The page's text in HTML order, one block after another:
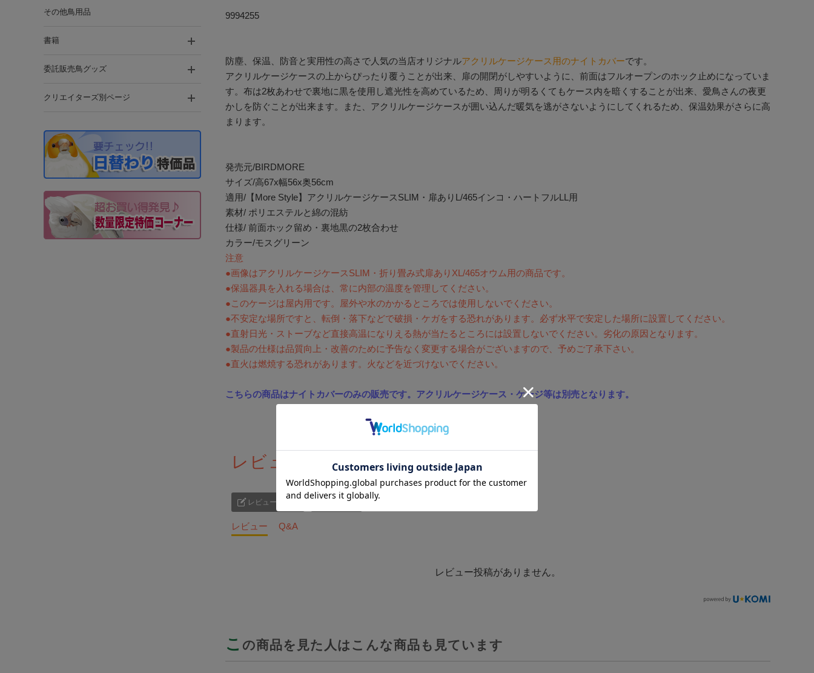
9994255
防塵、保温、防音と実用性の高さで人気の当店オリジナルアクリルケージケース用のナイトカバーです。
アクリルケージケースの上からぴったり覆うことが出来、扉の開閉がしやすいように、前面はフルオープンのホック止めになっていま
す。布は2枚あわせで裏地に黒を使用し遮光性を高めているため、周りが明るくてもケース内を暗くすることが出来、愛鳥さんの夜更
かしを防ぐことが出来ます。また、アクリルケージケースが囲い込んだ暖気を逃がさないようにしてくれるため、保温効果がさらに高
まります。
発売元/BIRDMORE
サイズ/高67x幅56x奥56cm
適用/【More Style】アクリルケージケースSLIM・扉ありL/465インコ・ハートフルLL用
素材/ ポリエステルと綿の混紡
仕様/ 前面ホック留め・裏地黒の2枚合わせ
カラー/モスグリーン
注意
●画像はアクリルケージケースSLIM・折り畳み式扉ありXL/465オウム用の商品です。
●保温器具を入れる場合は、常に内部の温度を管理してください。
●このケージは屋内用です。屋外や水のかかるところでは使用しないでください。
●不安定な場所ですと、転倒・落下などで破損・ケガをする恐れがあります。必ず水平で安定した場所に設置してください。
●直射日光・ストーブなど直接高温になりえる熱が当たるところには設置しないでください。劣化の原因となります。
●製品の仕様は品質向上・改善のために予告なく変更する場合がございますので、予めご了承下さい。
●直火は燃焼する恐れがあります。火などを近づけないでください。
こちらの商品はナイトカバーのみの販売です。アクリルケージケース・ケージ等は別売となります。
レビュー
レビューを書く 質問する
レビュー Q&A
レビュー投稿がありません。
こ の商品を見た人はこんな商品も見ています
その他鳥用品
書籍
委託販売鳥グッズ
クリエイターズ別ページ